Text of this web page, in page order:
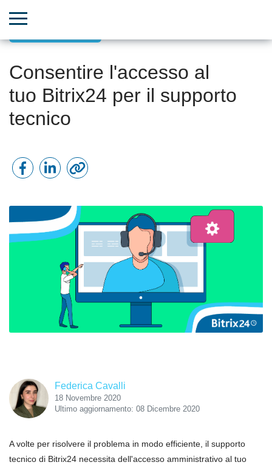
Consentire l'accesso al
tuo Bitrix24 per il supporto
tecnico
Federica Cavalli
18 Novembre 2020
Ultimo aggiornamento: 08 Dicembre 2020
A volte per risolvere il problema in modo efficiente, il supporto
tecnico di Bitrix24 necessita dell'accesso amministrativo al tuo